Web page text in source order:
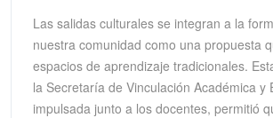
Las salidas culturales se integran a la
nuestra comunidad como una propuesta
espacios de aprendizaje tradicionales.
la Secretaría de Vinculación Académica y
impulsada junto a los docentes, permitió